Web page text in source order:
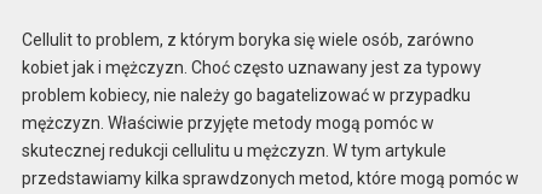
Cellulit to problem, z którym boryka się wiele osób, zarówno
kobiet jak i mężczyzn. Choć często uznawany jest za typowy
problem kobiecy, nie należy go bagatelizować w przypadku
mężczyzn. Właściwie przyjęte metody mogą pomóc w
skutecznej redukcji cellulitu u mężczyzn. W tym artykule
przedstawiamy kilka sprawdzonych metod, które mogą pomóc w